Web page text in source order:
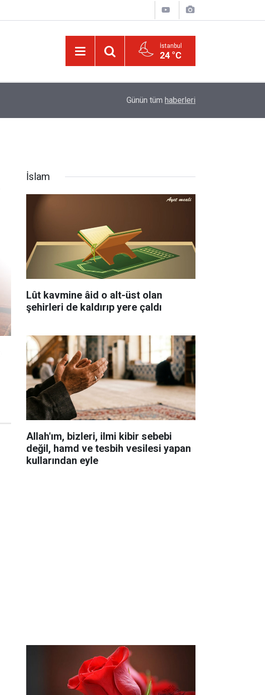
İstanbul
24 °C
Kâinat, bütün âlemleriyle o cilve ile hayattar ve
Günün tüm haberleri
İslam
Lût kavmine âid o alt-üst olan
şehirleri de kaldırıp yere çaldı
Allah'ım, bizleri, ilmi kibir sebebi
değil, hamd ve tesbih vesilesi yapan
kullarından eyle